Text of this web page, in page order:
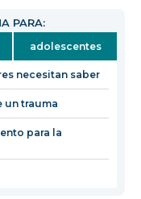
en
una
nueva
PARA:
adolescentes
necesitan saber
un trauma
para la